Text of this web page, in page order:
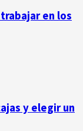
en los
y elegir un